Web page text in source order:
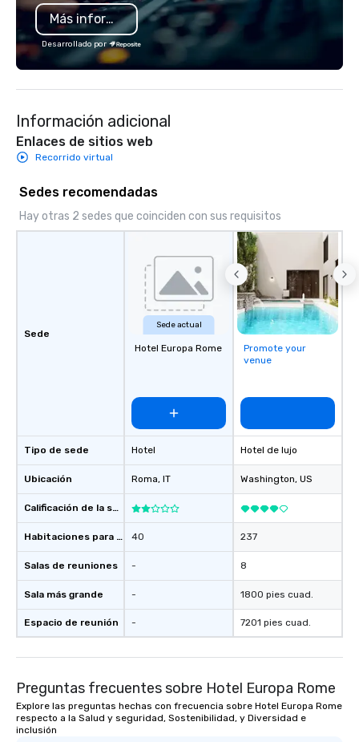
Más información
Desarrollado por
Información adicional
Enlaces de sitios web
Recorrido virtual
Sedes recomendadas
Hay otras 2 sedes que coinciden con sus requisitos
Sede
Tipo de sede
Ubicación
Calificación de la sede
Habitaciones para huéspedes
Salas de reuniones
Sala más grande
Espacio de reunión
Sede actual
Hotel Europa Rome
Hotel
Roma, IT
40
-
-
-
Promote your
venue
Hotel de lujo
Washington, US
237
8
1800 pies cuad.
7201 pies cuad.
Preguntas frecuentes sobre Hotel Europa Rome
Explore las preguntas hechas con frecuencia sobre Hotel Europa Rome
respecto a la Salud y seguridad, Sostenibilidad, y Diversidad e
inclusión